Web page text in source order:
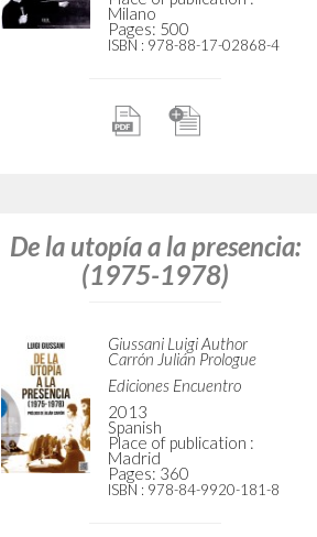
Milano
Pages: 500
ISBN : 978-88-17-02868-4
De la utopía a la presencia:
(1975-1978)
Giussani Luigi Author
Carrón Julián Prologue
Ediciones Encuentro
2013
Spanish
Place of publication :
Madrid
Pages: 360
ISBN : 978-84-9920-181-8